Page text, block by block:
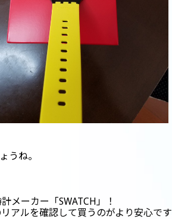
うね。
メーカー「SWATCH」！
アルを確認して買うのがより安心です